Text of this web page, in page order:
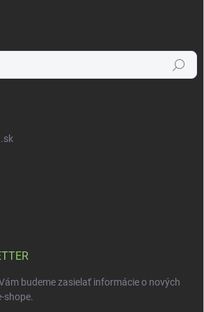
Hľadať
budeme zasielať informácie o nových
shope.